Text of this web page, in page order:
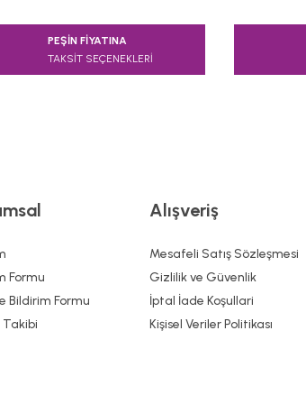
öneri formunu kullanarak tarafımıza iletebilirsiniz.
PEŞİN FİYATINA
TAKSİT SEÇENEKLERİ
Formu
Bildirim Formu
Takibi
Alışveriş
Mesafeli Satış Sözleşmesi
Gizlilik ve Güvenlik
İptal İade Koşullari
Kişisel Veriler Politikası